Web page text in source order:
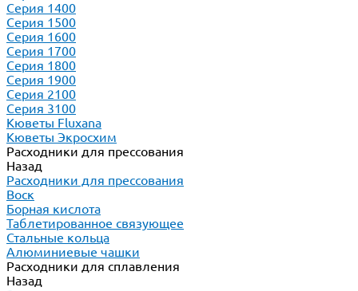
Серия 1400
Серия 1500
Серия 1600
Серия 1700
Серия 1800
Серия 1900
Серия 2100
Серия 3100
Кюветы Fluxana
Кюветы Экросхим
Расходники для прессования
Назад
Расходники для прессования
Воск
Борная кислота
Таблетированное связующее
Стальные кольца
Алюминиевые чашки
Расходники для сплавления
Назад